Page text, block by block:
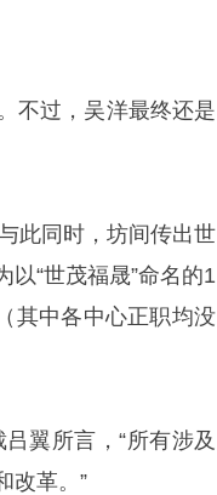
不过，吴洋最终还是
此同时，坊间传出世
“世茂福晟”命名的1
其中各中心正职均没
翼所言，“所有涉及
改革。”